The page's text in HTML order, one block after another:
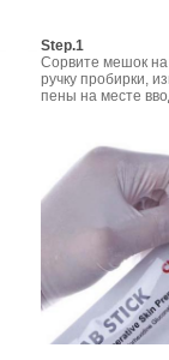
Step.1
Сорвите мешок на
ручку пробирки,
пены на месте